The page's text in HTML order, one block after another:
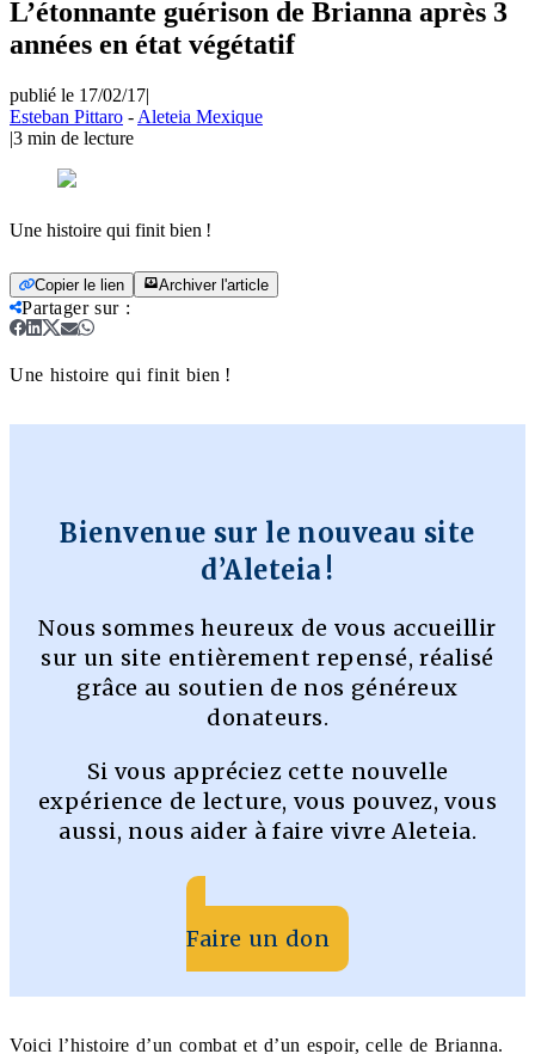
L’étonnante guérison de Brianna après 3
années en état végétatif
publié le 17/02/17|
Esteban Pittaro - Aleteia Mexique
|3 min de lecture
Une histoire qui finit bien !
Copier le lien Archiver l'article
Partager sur:
Une histoire qui finit bien !
Bienvenue sur le nouveau site
d’Aleteia !
Nous sommes heureux de vous accueillir
sur un site entièrement repensé, réalisé
grâce au soutien de nos généreux
donateurs.
Si vous appréciez cette nouvelle
expérience de lecture, vous pouvez, vous
aussi, nous aider à faire vivre Aleteia.
Faire un don
Voici l’histoire d’un combat et d’un espoir, celle de Brianna.